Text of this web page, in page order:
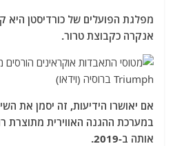
מפלגת הפועלים של כורדיסטן היא
אנקרה כקבוצת טרור.
אם יאושרו הידיעות, זה יסמן את
במערכת ההגנה האווירית מתוצרת
אותה ב-2019.